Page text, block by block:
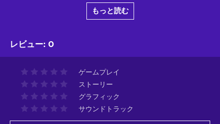
もっと読む
レビュー: 0
ゲームプレイ
ストーリー
グラフィック
サウンドトラック